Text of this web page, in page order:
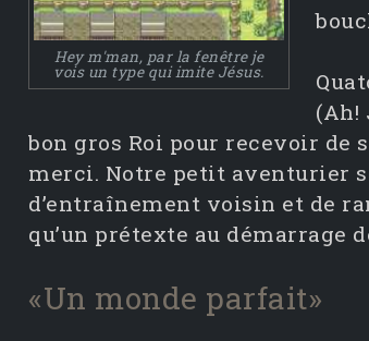
Hey m'man, par la fenêtre je
vois un type qui imite Jésus.
(Ah!
bon gros Roi pour recevoir de
merci. Notre petit aventurier
d’entraînement voisin et de
qu’un prétexte au démarrage
«Un monde parfait»